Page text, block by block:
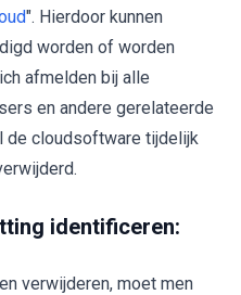
". Hierdoor kunnen
worden of worden
afmelden bij alle
en andere gerelateerde
de cloudsoftware tijdelijk
identificeren:
verwijderen, moet men